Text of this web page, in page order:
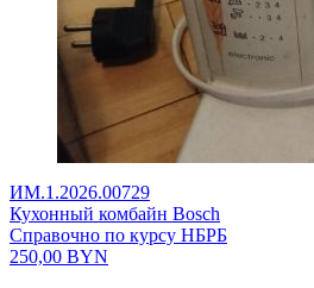
ИМ.1.2026.00729
Кухонный комбайн Bosch
Справочно по курсу НБРБ
250,00 BYN